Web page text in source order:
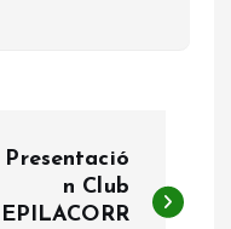
Presentació
n Club
EPILACORR